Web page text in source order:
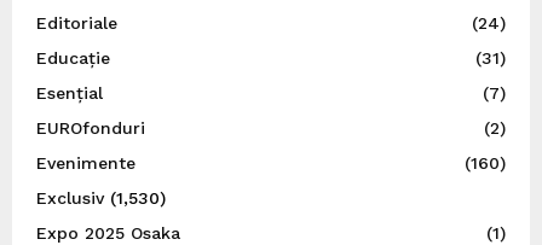
Editoriale
(24)
Educație
(31)
Esențial
(7)
EUROfonduri
(2)
Evenimente
(160)
Exclusiv(1,530)
Expo 2025 Osaka
(1)